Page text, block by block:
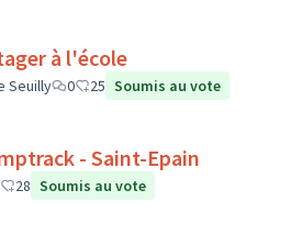
à l'école
Seuilly 0 25 Soumis au vote
- Saint-Epain
28 Soumis au vote